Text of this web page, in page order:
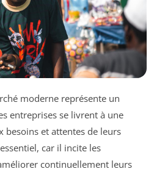
moderne représente un
entreprises se livrent à une
besoins et attentes de leurs
car il incite les
continuellement leurs